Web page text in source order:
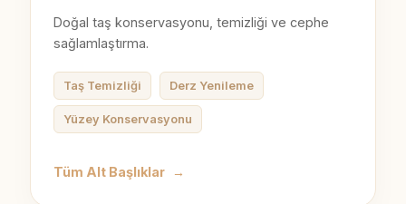
Doğal taş konservasyonu, temizliği ve cephe
sağlamlaştırma.
Taş Temizliği Derz Yenileme
Yüzey Konservasyonu
Tüm Alt Başlıklar →